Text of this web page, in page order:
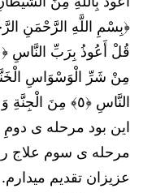
﴿بِسْمِ اللَّهِ الرَّحْمَنِ
النَّاسِ ﴿٥﴾ مِنَ الْجِنَّةِ وَ النَّاسِ ﴿٦﴾
این بود مرحله ی
مرحله ی سوم علاج
عزیزان تقدیم میدارم.